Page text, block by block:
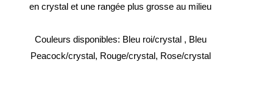
en crystal et une rangée plus grosse au milieu
Couleurs disponibles: Bleu roi/crystal , Bleu
Peacock/crystal, Rouge/crystal, Rose/crystal